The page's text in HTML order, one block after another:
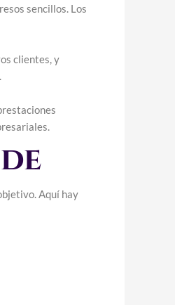
sencillos. Los
clientes, y
Aquí hay